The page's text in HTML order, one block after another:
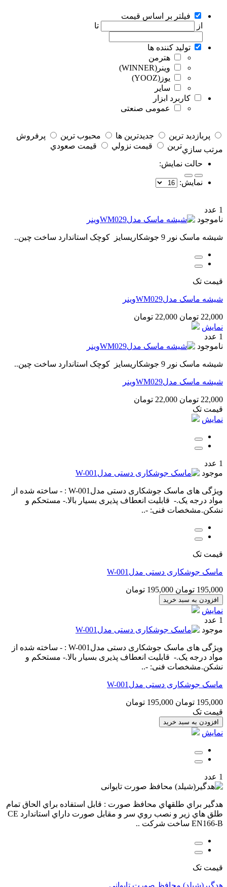
فیلتر بر اساس قیمت
از
تا
تولید کننده ها
هترمن
وینر(WINNER)
یوز(YOOZ)
سایر
کاربرد ابزار
عمومی صنعتی
پربازديد ترين جديدترين ها محبوب ترين
پرفروش
ترين
قيمت نزولي قيمت صعودي
مرتب سازي
حالت نمايش:
نمايش:
1 عدد
ناموجود
شیشه ماسک نور 9 جوشکاریسایز کوچک استاندارد ساخت چین..
قیمت تک
شیشه ماسک مدلWM029وینر
22,000 تومان
22,000 تومان
نمایش
1 عدد
ناموجود
شیشه ماسک نور 9 جوشکاریسایز کوچک استاندارد ساخت چین..
شیشه ماسک مدلWM029وینر
22,000 تومان
22,000 تومان
قیمت تک
نمایش
1 عدد
موجود
ویژگی های ماسک جوشکاری دستی مدلW-001 : - ساخته شده از
مواد درجه یک.- قابلیت انعطاف پذیری بسیار بالا.- مستحکم و
نشکن.مشخصات فنی: -..
قیمت تک
ماسک جوشکاری دستی مدلW-001
195,000 تومان 195,000 تومان
افزودن به سبد خرید
نمایش
1 عدد
موجود
ویژگی های ماسک جوشکاری دستی مدلW-001 : - ساخته شده از
مواد درجه یک.- قابلیت انعطاف پذیری بسیار بالا.- مستحکم و
نشکن.مشخصات فنی: -..
ماسک جوشکاری دستی مدلW-001
195,000 تومان
195,000 تومان
قیمت تک
افزودن به سبد خرید
نمایش
1 عدد
هدگير براي طلقهاي محافظ صورت : قابل استفاده براي الحاق تمام
طلق هاي زير و نصب روي سر و مقابل صورت داراي استاندارد CE
EN166-B ساخت شرکت ..
قیمت تک
هدگير(شیلد) محافظ صورت تایوانی